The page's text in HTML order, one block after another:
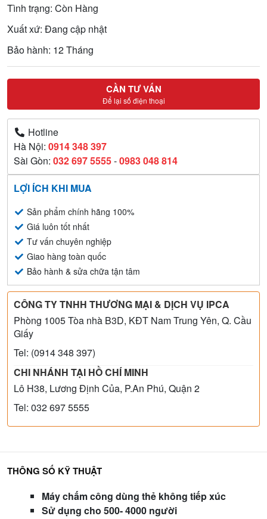
Tình trạng: Còn Hàng
Xuất xứ: Đang cập nhật
Bảo hành: 12 Tháng
CẦN TƯ VẤN
Để lại số điện thoại
Hotline
Hà Nội: 0914 348 397
Sài Gòn: 032 697 5555-0983 048 814
LỢI ÍCH KHI MUA
Sản phẩm chính hãng 100%
Giá luôn tốt nhất
Tư vấn chuyên nghiệp
Giao hàng toàn quốc
Bảo hành & sửa chữa tận tâm
CÔNG TY TNHH THƯƠNG MẠI & DỊCH VỤ IPCA
Phòng 1005 Tòa nhà B3D, KĐT Nam Trung Yên, Q. Cầu
Giấy
Tel: (0914 348 397)
CHI NHÁNH TẠI HỒ CHÍ MINH
Lô H38, Lương Định Của, P.An Phú, Quận 2
Tel: 032 697 5555
Máy chấm công dùng thẻ không tiếp xúc
Sử dụng cho 500- 4000 người
THÔNG SỐ KỸ THUẬT